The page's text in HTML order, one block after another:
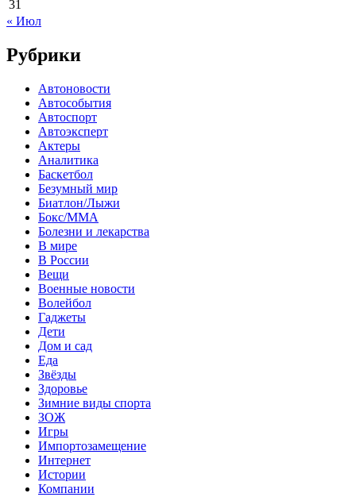
31
« Июл
Рубрики
Автоновости
Автособытия
Автоспорт
Автоэксперт
Актеры
Аналитика
Баскетбол
Безумный мир
Биатлон/Лыжи
Бокс/MMA
Болезни и лекарства
В мире
В России
Вещи
Военные новости
Волейбол
Гаджеты
Дети
Дом и сад
Еда
Звёзды
Здоровье
Зимние виды спорта
ЗОЖ
Игры
Импортозамещение
Интернет
Истории
Компании